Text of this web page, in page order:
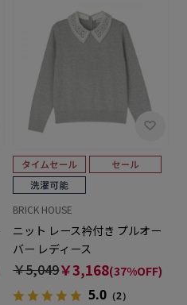
BRICK HOUSE
ニット レース衿付き プルオー
バー レディース
￥5,049￥3,168(37%OFF)
5.0 （2）